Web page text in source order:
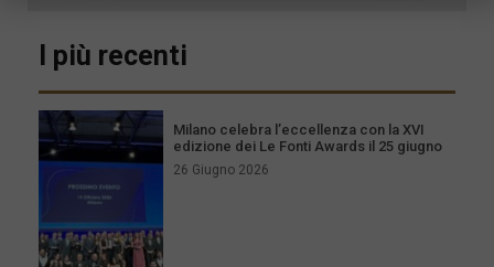
I più recenti
Milano celebra l’eccellenza con la XVI
edizione dei Le Fonti Awards il 25 giugno
26 Giugno 2026